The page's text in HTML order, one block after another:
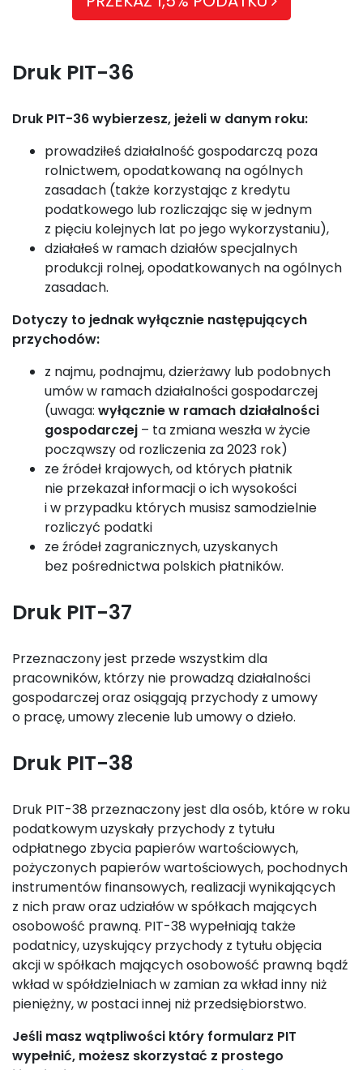
Druk PIT-36
Druk PIT-36 wybierzesz, jeżeli w danym roku:
prowadziłeś działalność gospodarczą poza
rolnictwem, opodatkowaną na ogólnych
zasadach (także korzystając z kredytu
podatkowego lub rozliczając się w jednym
z pięciu kolejnych lat po jego wykorzystaniu),
działałeś w ramach działów specjalnych
produkcji rolnej, opodatkowanych na ogólnych
zasadach.
Dotyczy to jednak wyłącznie następujących
przychodów:
z najmu, podnajmu, dzierżawy lub podobnych
umów w ramach działalności gospodarczej
(uwaga: wyłącznie w ramach działalności
gospodarczej – ta zmiana weszła w życie
począwszy od rozliczenia za 2023 rok)
ze źródeł krajowych, od których płatnik
nie przekazał informacji o ich wysokości
i w przypadku których musisz samodzielnie
rozliczyć podatki
ze źródeł zagranicznych, uzyskanych
bez pośrednictwa polskich płatników.
Druk PIT-37
Przeznaczony jest przede wszystkim dla
pracowników, którzy nie prowadzą działalności
gospodarczej oraz osiągają przychody z umowy
o pracę, umowy zlecenie lub umowy o dzieło.
Druk PIT-38
Druk PIT-38 przeznaczony jest dla osób, które w roku
podatkowym uzyskały przychody z tytułu
odpłatnego zbycia papierów wartościowych,
pożyczonych papierów wartościowych, pochodnych
instrumentów finansowych, realizacji wynikających
z nich praw oraz udziałów w spółkach mających
osobowość prawną. PIT-38 wypełniają także
podatnicy, uzyskujący przychody z tytułu objęcia
akcji w spółkach mających osobowość prawną bądź
wkład w spółdzielniach w zamian za wkład inny niż
pieniężny, w postaci innej niż przedsiębiorstwo.
Jeśli masz wątpliwości który formularz PIT
wypełnić, możesz skorzystać z prostego